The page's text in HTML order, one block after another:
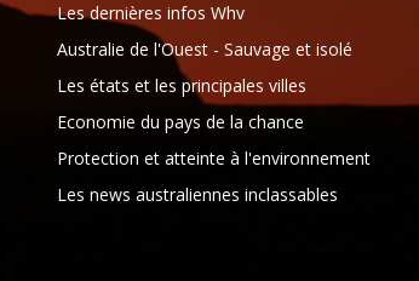
Les dernières infos Whv
Australie de l'Ouest - Sauvage et isolé
Les états et les principales villes
Economie du pays de la chance
Protection et atteinte à l'environnement
Les news australiennes inclassables